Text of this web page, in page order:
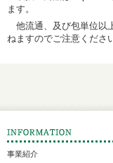
ます。
他流通、及び包単位以
ねますのでご注意くださ
事業紹介